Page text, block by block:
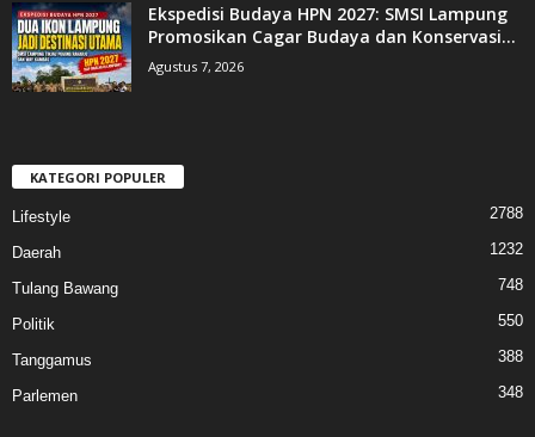
Ekspedisi Budaya HPN 2027: SMSI Lampung
Promosikan Cagar Budaya dan Konservasi...
Agustus 7, 2026
KATEGORI POPULER
Lifestyle 2788
Daerah 1232
Tulang Bawang 748
Politik 550
Tanggamus 388
Parlemen 348